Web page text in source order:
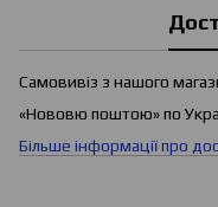
Самовивіз з нашого
«Нововю поштою» по
Більше інформації про